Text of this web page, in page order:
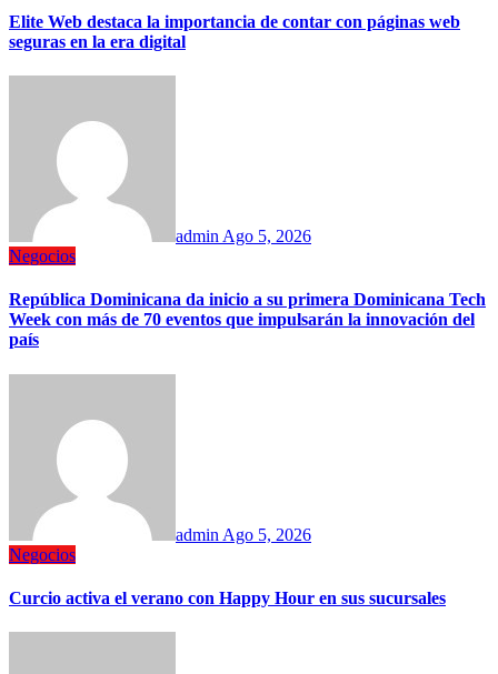
Elite Web destaca la importancia de contar con páginas web
seguras en la era digital
admin Ago 5, 2026
Negocios
República Dominicana da inicio a su primera Dominicana Tech
Week con más de 70 eventos que impulsarán la innovación del
país
admin Ago 5, 2026
Negocios
Curcio activa el verano con Happy Hour en sus sucursales